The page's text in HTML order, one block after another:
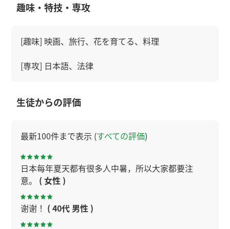
趣味・特技・専攻
[趣味] 映画、旅行、花を育てる、料理
[専攻] 日本語、法律
生徒からの評価
最新100件まで表示 (すべての評価)
日本每年夏天都有很多人中暑，所以大家都要注
意。 ( 女性 )
谢谢！ ( 40代 男性 )